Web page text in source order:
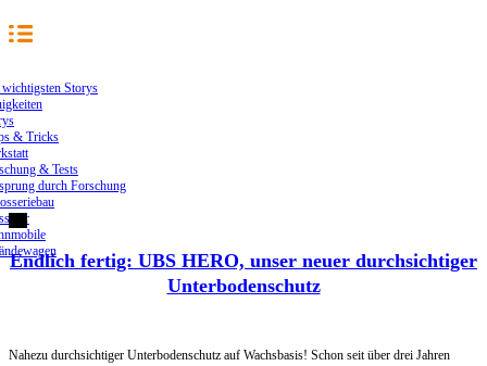
Storys
& Tricks
& Tests
durch Forschung
Endlich fertig: UBS HERO, unser neuer durchsichtiger
Unterbodenschutz
Nahezu durchsichtiger Unterbodenschutz auf Wachsbasis! Schon seit über drei Jahren